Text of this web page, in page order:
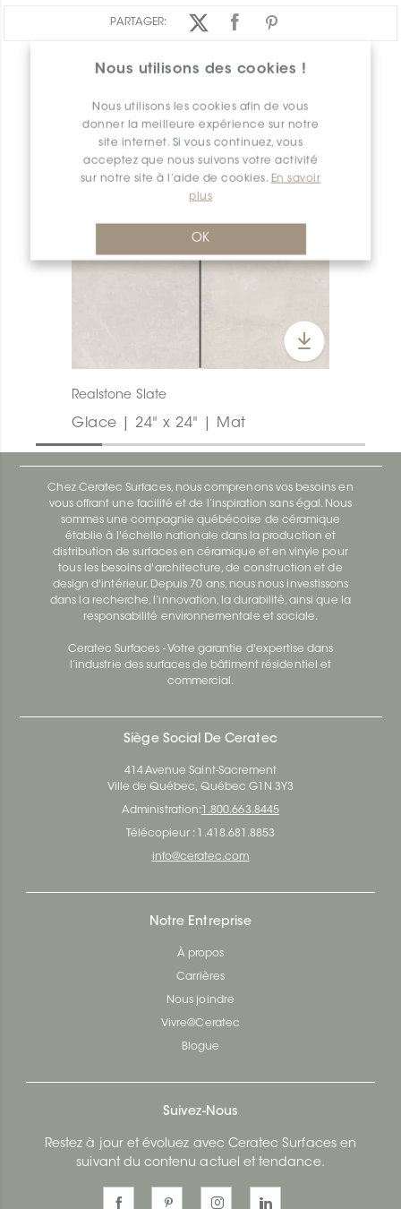
Nous utilisons des cookies !
Nous utilisons les cookies afin de vous
donner la meilleure expérience sur notre
site internet. Si vous continuez, vous
acceptez que nous suivons votre activité
sur notre site à l’aide de cookies. En savoir
plus
OK
PARTAGER:
APERÇU DES PRODUITS
Realstone Slate
Glace | 24" x 24" | Mat
Chez Ceratec Surfaces, nous comprenons vos besoins en
vous offrant une facilité et de l’inspiration sans égal. Nous
sommes une compagnie québécoise de céramique
établie à l'échelle nationale dans la production et
distribution de surfaces en céramique et en vinyle pour
tous les besoins d'architecture, de construction et de
design d'intérieur. Depuis 70 ans, nous nous investissons
dans la recherche, l’innovation, la durabilité, ainsi que la
responsabilité environnementale et sociale.
Ceratec Surfaces - Votre garantie d'expertise dans
l’industrie des surfaces de bâtiment résidentiel et
commercial.
Siège Social De Ceratec
414 Avenue Saint-Sacrement
Ville de Québec, Québec G1N 3Y3
Administration: 1.800.663.8445
Télécopieur : 1.418.681.8853
info@ceratec.com
Notre Entreprise
À propos
Carrières
Nous joindre
Vivre@Ceratec
Blogue
Suivez-Nous
Restez à jour et évoluez avec Ceratec Surfaces en
suivant du contenu actuel et tendance.